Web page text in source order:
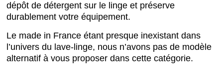
dépôt de détergent sur le linge et préserve
durablement votre équipement.
Le made in France étant presque inexistant dans
l’univers du lave-linge, nous n’avons pas de modèle
alternatif à vous proposer dans cette catégorie.